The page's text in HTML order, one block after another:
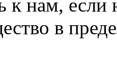
к нам, если
в